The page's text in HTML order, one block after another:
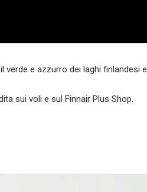
verde e azzurro dei laghi finlandesi e
sui voli e sul Finnair Plus Shop.